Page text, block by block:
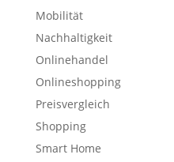
Mobilität
Nachhaltigkeit
Onlinehandel
Onlineshopping
Preisvergleich
Shopping
Smart Home